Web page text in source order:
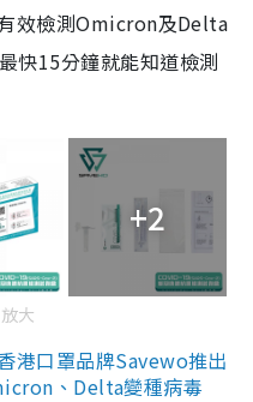
效檢測Omicron及Delta
快15分鐘就能知道檢測
+2
大
港口罩品牌Savewo推出
、Delta變種病毒